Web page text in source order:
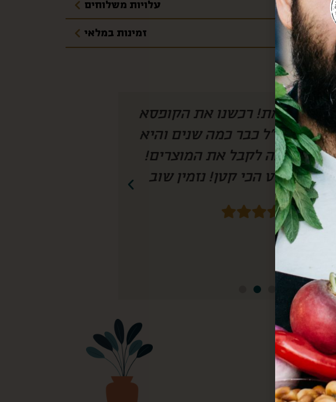
עלויות משלוחים
זמינות במלאי
היה אותך היה צריך להמציא
כל חודש אנחנו מחכים לקופסא
חודש את מצליחה להפתיע